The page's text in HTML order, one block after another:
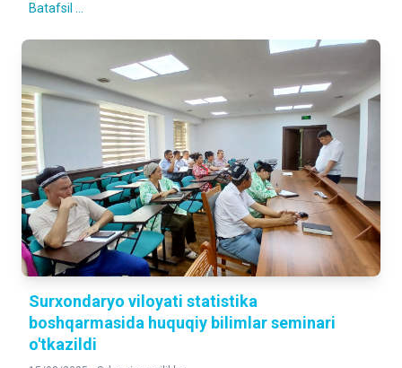
Batafsil ...
Surxondaryo viloyati statistika
boshqarmasida huquqiy bilimlar seminari
o'tkazildi